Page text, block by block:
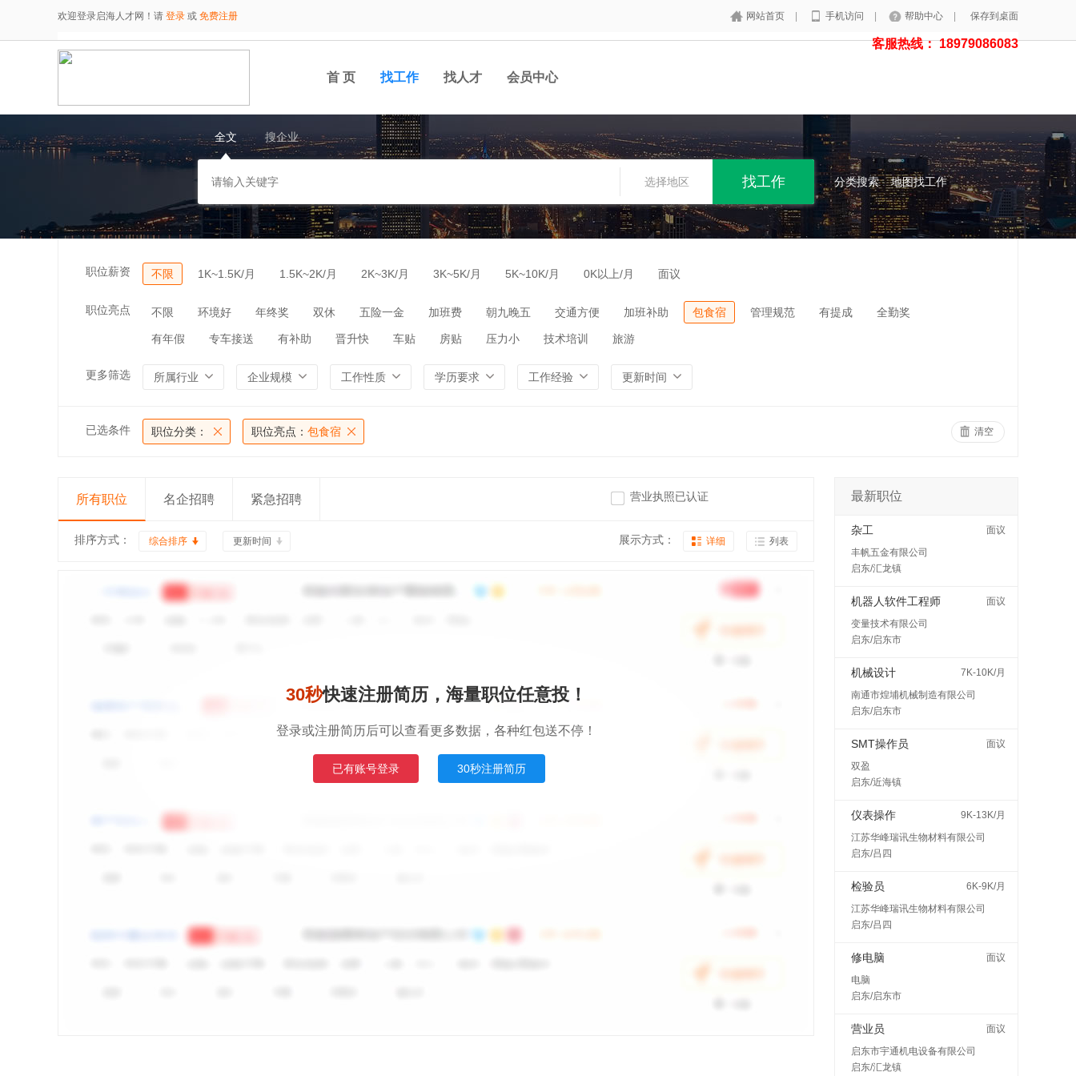
欢迎登录启海人才网！请 登录 或 免费注册 网站首页 手机访问 帮助中心 保存到桌面
客服热线： 18979086083
首 页 找工作 找人才 会员中心
全文 搜企业
选择地区 分类搜索 地图找工作
职位薪资 不限 1K~1.5K/月 1.5K~2K/月 2K~3K/月 3K~5K/月 5K~10K/月 0K以上/月 面议
职位亮点 不限 环境好 年终奖 双休 五险一金 加班费 朝九晚五 交通方便 加班补助 包食宿 管理规范 有提成 全勤奖
有年假 专车接送 有补助 晋升快 车贴 房贴 压力小 技术培训 旅游
更多筛选 所属行业 企业规模 工作性质 学历要求 工作经验 更新时间
已选条件 职位分类： 职位亮点： 包食宿 清空
所有职位 名企招聘 紧急招聘 营业执照已认证
排序方式： 综合排序 更新时间 展示方式： 详细 列表
30秒快速注册简历，海量职位任意投！
登录或注册简历后可以查看更多数据，各种红包送不停！
已有账号登录 30秒注册简历
最新职位
杂工
面议
丰帆五金有限公司
启东/汇龙镇
机器人软件工程师
面议
变量技术有限公司
启东/启东市
机械设计
7K-10K/月
南通市煌埔机械制造有限公司
启东/启东市
SMT操作员
面议
双盈
启东/近海镇
仪表操作
9K-13K/月
江苏华峰瑞讯生物材料有限公司
启东/吕四
检验员
6K-9K/月
江苏华峰瑞讯生物材料有限公司
启东/吕四
修电脑
面议
电脑
启东/启东市
营业员
面议
启东市宇通机电设备有限公司
启东/汇龙镇